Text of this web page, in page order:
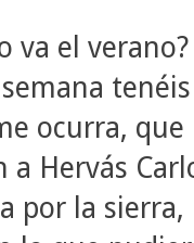
va el verano?
ocurra,
Hervás
por la sierra,